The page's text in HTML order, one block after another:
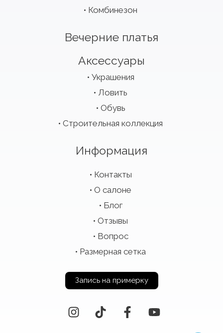
Комбинезон
Вечерние платья
Аксессуары
Украшения
Ловить
Обувь
Строительная коллекция
Информация
Контакты
О салоне
Блог
Отзывы
Вопрос
Размерная сетка
Запись на примерку